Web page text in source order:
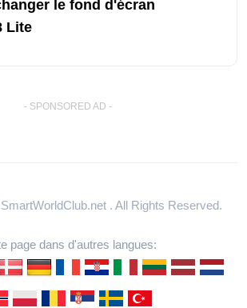
le fond d'écran
Lite
- SPONSORED AD -
. All Rights Reserved.
page dans d'autres langues: